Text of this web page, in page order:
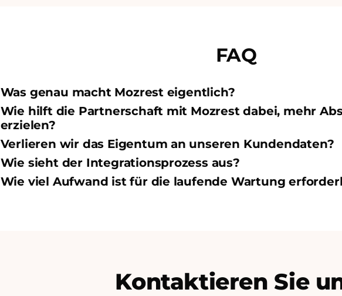
FAQ
Was genau macht Mozrest eigentlich?
Wie hilft die Partnerschaft mit Mozrest dabei, mehr
erzielen?
Verlieren wir das Eigentum an unseren Kundendaten?
Wie sieht der Integrationsprozess aus?
Wie viel Aufwand ist für die laufende Wartung
Kontaktieren Sie